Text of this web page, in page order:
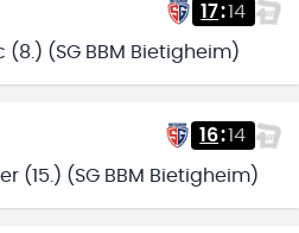
17:14
(8.) (SG BBM Bietigheim)
16:14
(15.) (SG BBM Bietigheim)